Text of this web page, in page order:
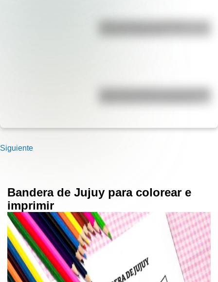
Duda resuelta: ¿es el Truco
José de San Martín: conocé dónde
Siguiente
Bandera de Jujuy para colorear e
imprimir